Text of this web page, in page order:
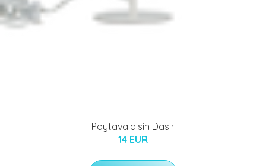
Pöytävalaisin Dasir
14 EUR